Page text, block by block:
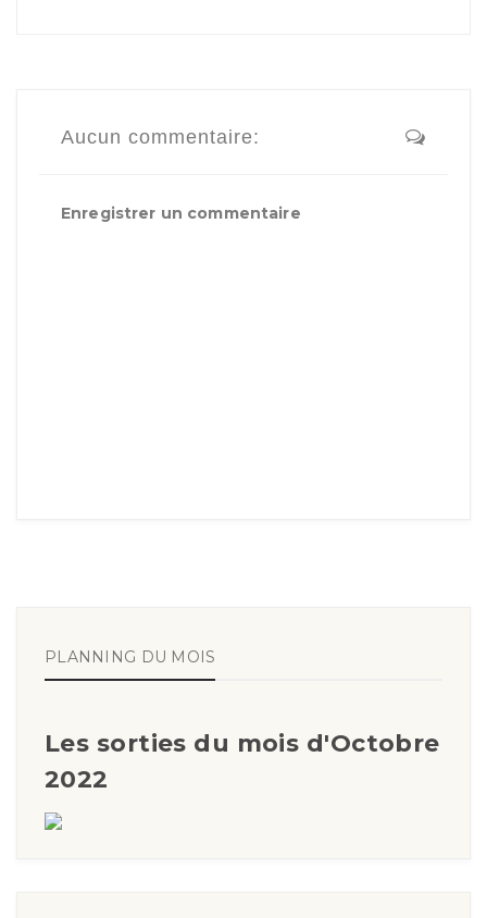
Aucun commentaire:
Enregistrer un commentaire
PLANNING DU MOIS
Les sorties du mois d'Octobre
2022